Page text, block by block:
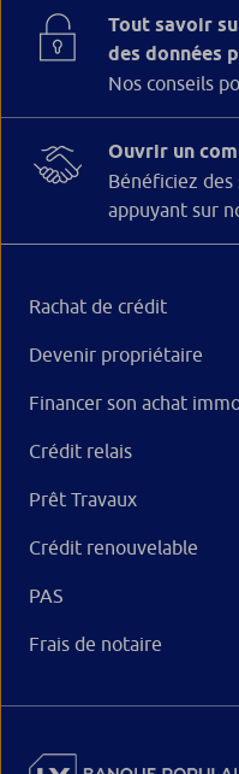
Tout savoir
des données
Nos conseils
Ouvrir un
Bénéficiez
appuyant sur
Rachat de crédit
Devenir propriétaire
Financer son achat
Crédit relais
Prêt Travaux
Crédit renouvelable
PAS
Frais de notaire